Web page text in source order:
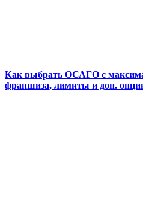
Как выбрать ОСАГО с
франшиза, лимиты и доп.